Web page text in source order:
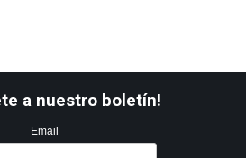
a nuestro boletín!
Email